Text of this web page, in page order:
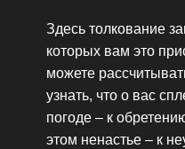
Здесь толкование
которых вам это
можете
узнать, что о вас
погоде – к
этом ненастье – к